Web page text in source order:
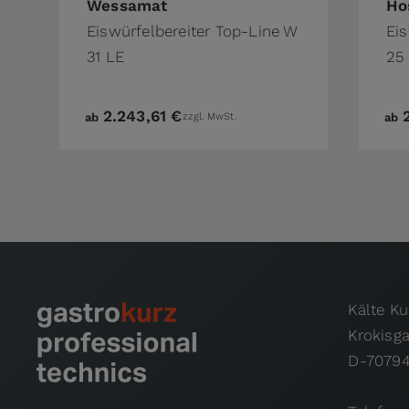
Wessamat
Eiswürfelbereiter Top-Line W
31 LE
ab 2.243,61 €zzgl. MwSt.
25
ab
Kälte
D-